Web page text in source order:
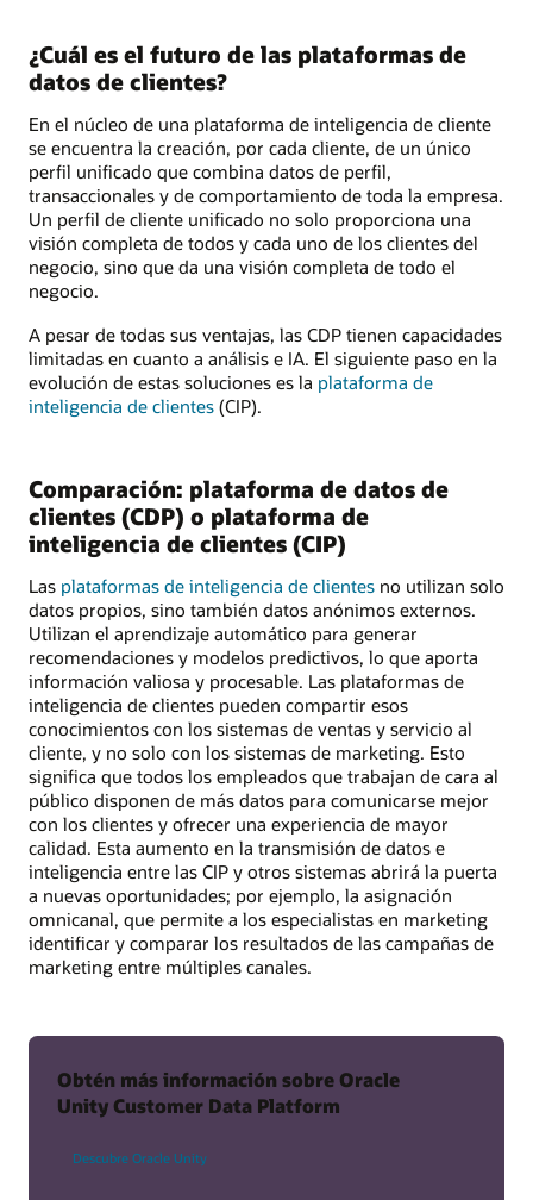
¿Cuál es el futuro de las plataformas de
datos de clientes?
En el núcleo de una plataforma de inteligencia de cliente
se encuentra la creación, por cada cliente, de un único
perfil unificado que combina datos de perfil,
transaccionales y de comportamiento de toda la empresa.
Un perfil de cliente unificado no solo proporciona una
visión completa de todos y cada uno de los clientes del
negocio, sino que da una visión completa de todo el
negocio.
A pesar de todas sus ventajas, las CDP tienen capacidades
limitadas en cuanto a análisis e IA. El siguiente paso en la
evolución de estas soluciones es la plataforma de
inteligencia de clientes (CIP).
Comparación: plataforma de datos de
clientes (CDP) o plataforma de
inteligencia de clientes (CIP)
Las plataformas de inteligencia de clientes no utilizan solo
datos propios, sino también datos anónimos externos.
Utilizan el aprendizaje automático para generar
recomendaciones y modelos predictivos, lo que aporta
información valiosa y procesable. Las plataformas de
inteligencia de clientes pueden compartir esos
conocimientos con los sistemas de ventas y servicio al
cliente, y no solo con los sistemas de marketing. Esto
significa que todos los empleados que trabajan de cara al
público disponen de más datos para comunicarse mejor
con los clientes y ofrecer una experiencia de mayor
calidad. Esta aumento en la transmisión de datos e
inteligencia entre las CIP y otros sistemas abrirá la puerta
a nuevas oportunidades; por ejemplo, la asignación
omnicanal, que permite a los especialistas en marketing
identificar y comparar los resultados de las campañas de
marketing entre múltiples canales.
Obtén más información sobre Oracle
Unity Customer Data Platform
Descubre Oracle Unity